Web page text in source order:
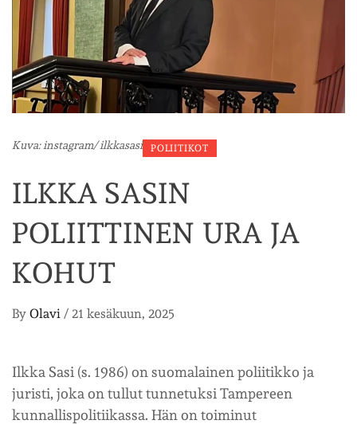
Kuva: instagram/ ilkkasasi POLIITIKOT
ILKKA SASIN
POLIITTINEN URA JA
KOHUT
By Olavi / 21 kesäkuun, 2025
Ilkka Sasi (s. 1986) on suomalainen poliitikko ja
juristi, joka on tullut tunnetuksi Tampereen
kunnallispolitiikassa. Hän on toiminut